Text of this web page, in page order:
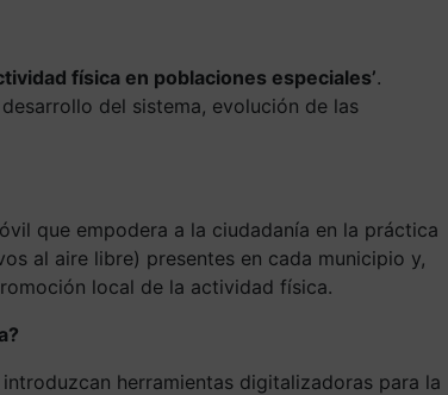
física en poblaciones especiales’.
del sistema, evolución de las
que empodera a la ciudadanía en la práctica
al aire libre) presentes en cada municipio y,
local de la actividad física.
herramientas digitalizadoras para la